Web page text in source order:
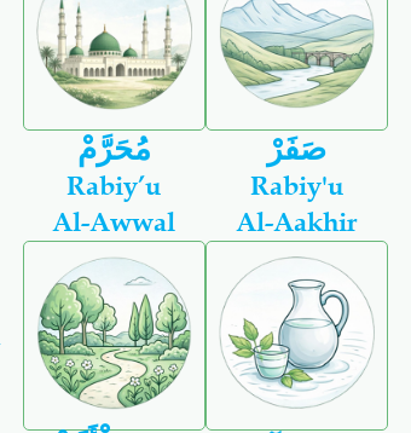
مُحَرَّمْ صَفَرْ
Rabiy’u
Al-Awwal
Rabiy'u
Al-Aakhir